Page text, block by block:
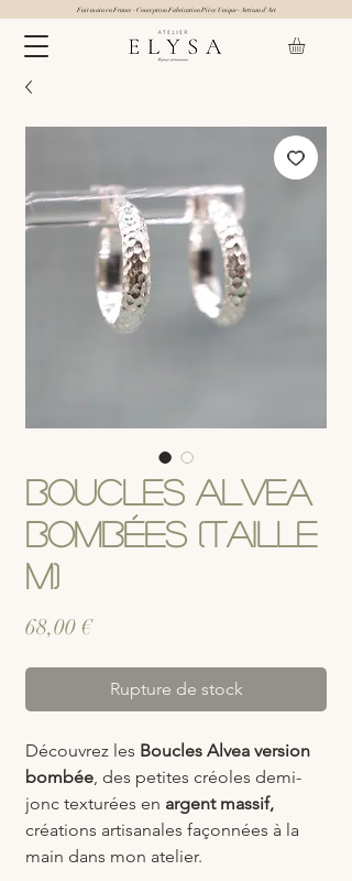
Fait main en France - Conception Fabrication Pièce Unique- Artisan d'Art
Boucles Alvea
Bombées (Taille
M)
68,00 €Prix
Rupture de stock
Découvrez les Boucles Alvea version
bombée, des petites créoles demi-
jonc texturées en argent massif,
créations artisanales façonnées à la
main dans mon atelier.